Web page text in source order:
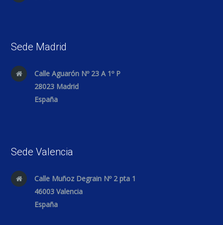
Sede Madrid
Calle Aguarón Nº 23 A 1º P
28023 Madrid
España
Sede Valencia
Calle Muñoz Degrain Nº 2 pta 1
46003 Valencia
España